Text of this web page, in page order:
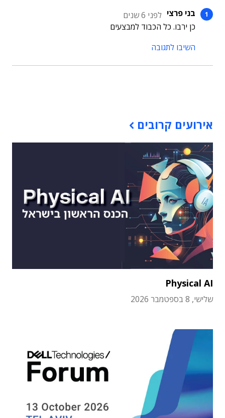
בני פרצי לפני 6 שנים
כן ירבו. כל הכבוד למבצעים
השיבו לתגובה
אירועים קרובים
Physical AI
שלישי, 8 בספטמבר 2026